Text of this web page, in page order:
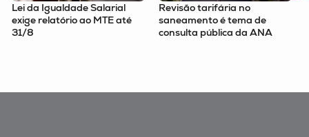
Revisão tarifária no
saneamento é tema de
Imposto Seletivo é tema no
podcast Tax Route com o
sócio Felipe Omori